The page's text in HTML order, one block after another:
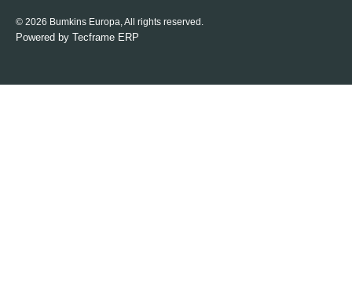
© 2026 Bumkins Europa, All rights reserved.
Powered by Tecframe ERP